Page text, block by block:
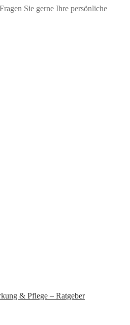
Sie gerne Ihre persönliche
& Pflege – Ratgeber